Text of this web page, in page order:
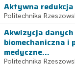
Aktywna
Politechnika
Akwizycja
biomechaniczna
medyczne...
Politechnika